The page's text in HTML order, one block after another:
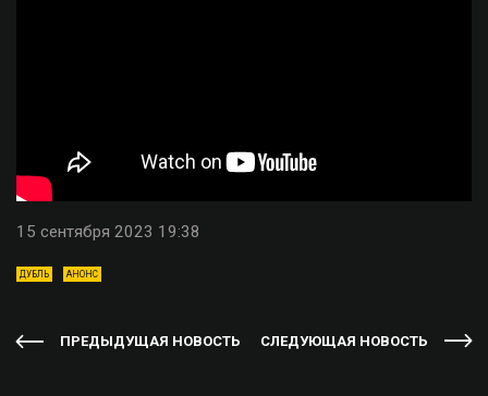
15 сентября 2023 19:38
ДУБЛЬ АНОНС
ПРЕДЫДУЩАЯ НОВОСТЬ СЛЕДУЮЩАЯ НОВОСТЬ